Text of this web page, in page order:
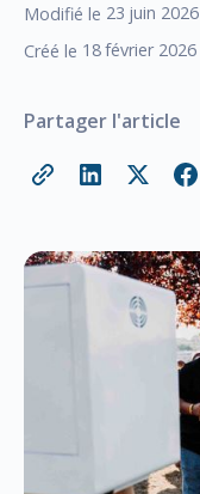
Modifié le 23 juin 2026
Créé le 18février 2026
Partager l'article